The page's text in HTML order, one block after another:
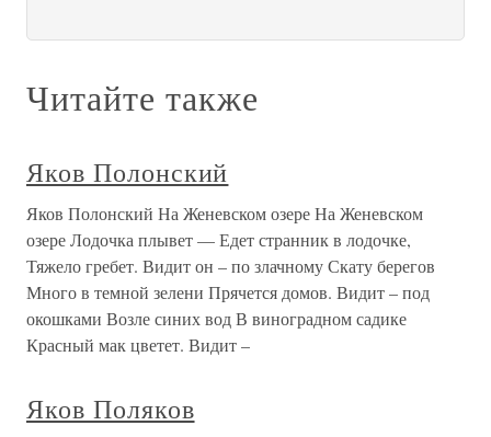
Читайте также
Яков Полонский
Яков Полонский На Женевском озере На Женевском
озере Лодочка плывет — Едет странник в лодочке,
Тяжело гребет. Видит он – по злачному Скату берегов
Много в темной зелени Прячется домов. Видит – под
окошками Возле синих вод В виноградном садике
Красный мак цветет. Видит –
Яков Поляков